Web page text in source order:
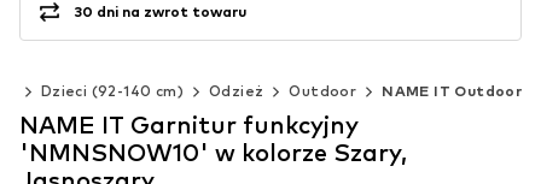
30 dni na zwrot towaru
Dzieci (92-140 cm) Odzież Outdoor NAME IT Outdoor
NAME IT Garnitur funkcyjny
'NMNSNOW10' w kolorze Szary,